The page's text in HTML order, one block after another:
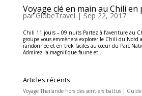
Voyage clé en main au Chili
parGlobeTravel | Sep 22, 2017
Chili 11 jours – 09 nuits Partez à l’aventure au
groupe vous emmènera explorer le Chili du Nord
randonnée et en trek faciles au cœur du Parc
Admirez la magnifique faune et...
Articles récents
Voyage Thaïlande hors des sentiers battus |